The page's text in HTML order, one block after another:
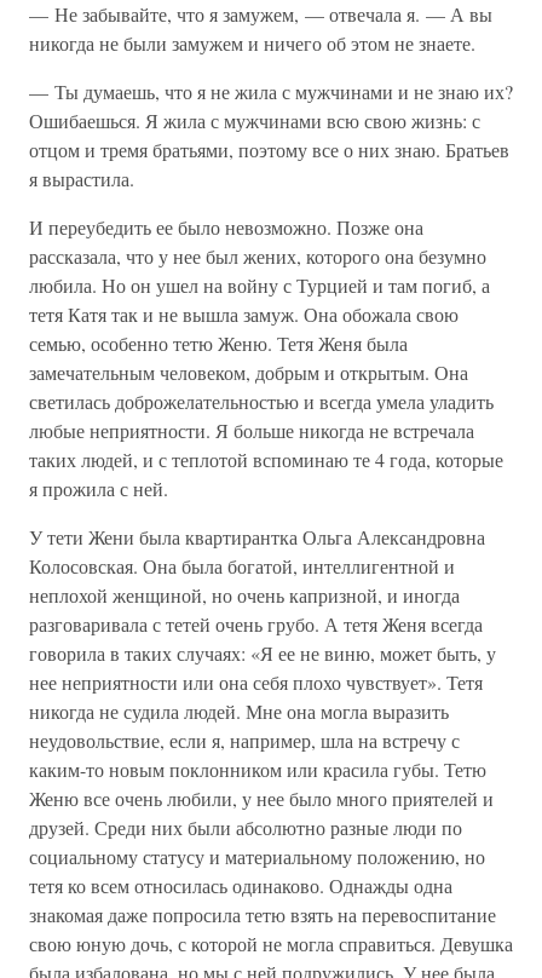
— Не забывайте, что я замужем, — отвечала я. — А вы
никогда не были замужем и ничего об этом не знаете.
— Ты думаешь, что я не жила с мужчинами и не знаю их?
Ошибаешься. Я жила с мужчинами всю свою жизнь: с
отцом и тремя братьями, поэтому все о них знаю. Братьев
я вырастила.
И переубедить ее было невозможно. Позже она
рассказала, что у нее был жених, которого она безумно
любила. Но он ушел на войну с Турцией и там погиб, а
тетя Катя так и не вышла замуж. Она обожала свою
семью, особенно тетю Женю. Тетя Женя была
замечательным человеком, добрым и открытым. Она
светилась доброжелательностью и всегда умела уладить
любые неприятности. Я больше никогда не встречала
таких людей, и с теплотой вспоминаю те 4 года, которые
я прожила с ней.
У тети Жени была квартирантка Ольга Александровна
Колосовская. Она была богатой, интеллигентной и
неплохой женщиной, но очень капризной, и иногда
разговаривала с тетей очень грубо. А тетя Женя всегда
говорила в таких случаях: «Я ее не виню, может быть, у
нее неприятности или она себя плохо чувствует». Тетя
никогда не судила людей. Мне она могла выразить
неудовольствие, если я, например, шла на встречу с
каким-то новым поклонником или красила губы. Тетю
Женю все очень любили, у нее было много приятелей и
друзей. Среди них были абсолютно разные люди по
социальному статусу и материальному положению, но
тетя ко всем относилась одинаково. Однажды одна
знакомая даже попросила тетю взять на перевоспитание
свою юную дочь, с которой не могла справиться. Девушка
была избалована, но мы с ней подружились. У нее была